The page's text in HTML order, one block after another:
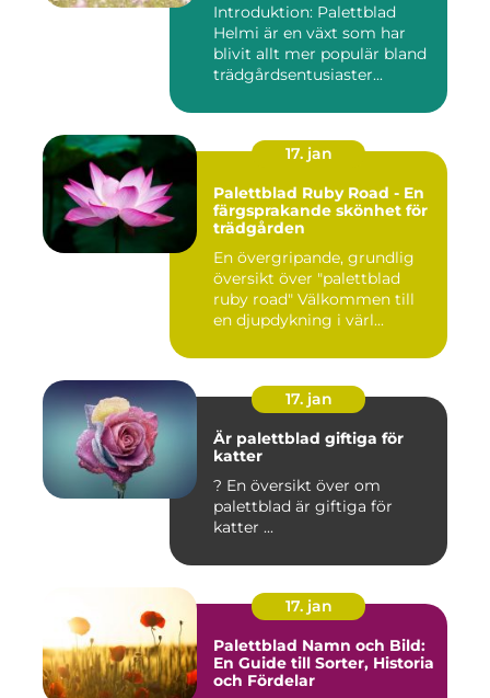
Introduktion: Palettblad
Helmi är en växt som har
blivit allt mer populär bland
trädgårdsentusiaster...
17. jan
Palettblad Ruby Road - En
färgsprakande skönhet för
trädgården
En övergripande, grundlig
översikt över "palettblad
ruby road" Välkommen till
en djupdykning i värl...
17. jan
Är palettblad giftiga för
katter
? En översikt över om
palettblad är giftiga för
katter ...
17. jan
Palettblad Namn och Bild:
En Guide till Sorter, Historia
och Fördelar